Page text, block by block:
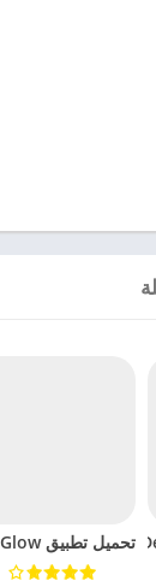
تحميل تطبيق BrightGlow مهكر للاندرويد 2024